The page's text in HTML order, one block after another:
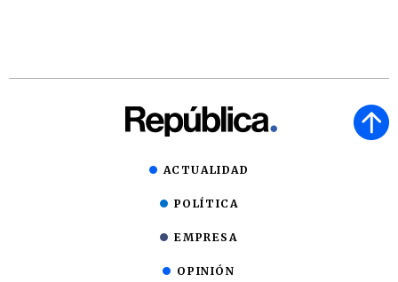
ACTUALIDAD
POLÍTICA
EMPRESA
OPINIÓN